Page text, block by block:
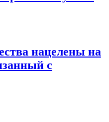
нацелены на
с